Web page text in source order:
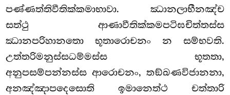
පණ්ණත්තිවීතික්කමාභාවා. ඣානලාභීනඤ්ච
සත්ථු ආණාවීතික්කමපටිඝචිත්තස්ස
ඣානපරිහානතො භූතාරොචනං න සම්භවති.
උත්තරිමනුස්සධම්මස්ස භූතතා,
අනුපසම්පන්නස්ස ආරොචනං, තඞ්ඛණවිජානනා,
අනඤ්ඤාපදෙසොති ඉමානෙත්ථ චත්තාරි